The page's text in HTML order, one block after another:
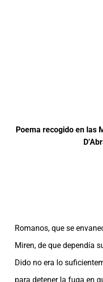
Poema recogido en las
Romanos, que se
Miren, de que dependía
Dido no era lo
para detener la fuga en